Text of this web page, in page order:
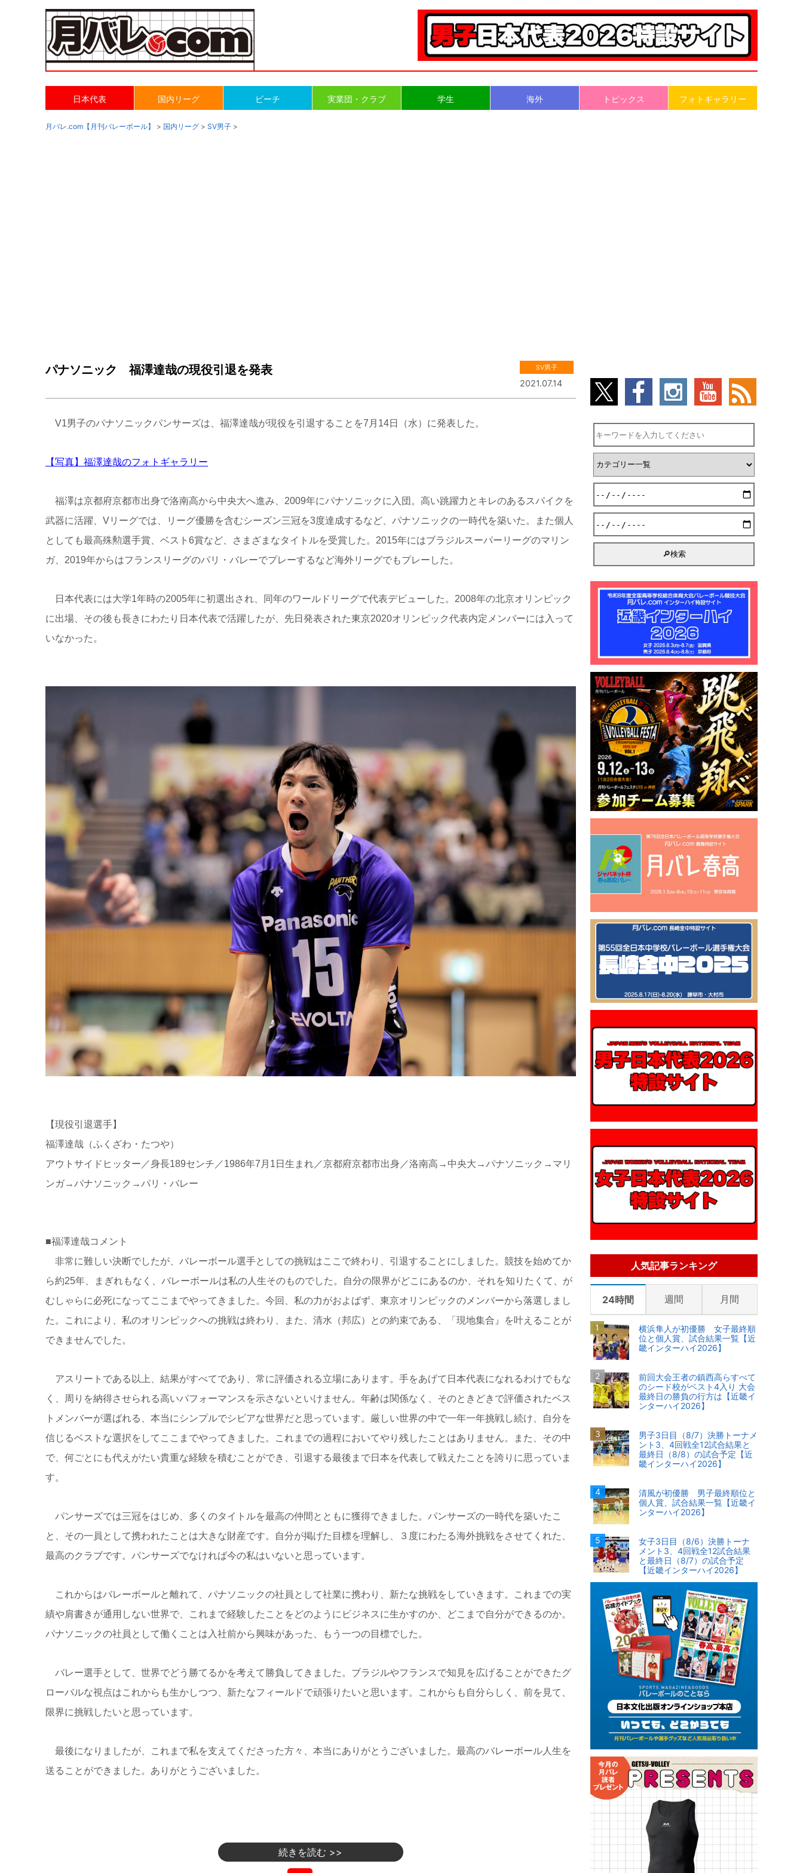
日本代表 国内リーグ ビーチ 実業団・クラブ 学生 海外 トピックス フォトギャラリー
月バレ.com【月刊バレーボール】 > 国内リーグ > SV男子 >
パナソニック 福澤達哉の現役引退を発表 SV男子
2021.07.14
V1男子のパナソニックパンサーズは、福澤達哉が現役を引退することを7月14日（水）に発表した。
【写真】福澤達哉のフォトギャラリー
福澤は京都府京都市出身で洛南高から中央大へ進み、2009年にパナソニックに入団。高い跳躍力とキレのあるスパイクを
武器に活躍、Vリーグでは、リーグ優勝を含むシーズン三冠を3度達成するなど、パナソニックの一時代を築いた。また個人
としても最高殊勲選手賞、ベスト6賞など、さまざまなタイトルを受賞した。2015年にはブラジルスーパーリーグのマリン
ガ、2019年からはフランスリーグのパリ・バレーでプレーするなど海外リーグでもプレーした。
日本代表には大学1年時の2005年に初選出され、同年のワールドリーグで代表デビューした。2008年の北京オリンピック
に出場、その後も長きにわたり日本代表で活躍したが、先日発表された東京2020オリンピック代表内定メンバーには入って
いなかった。
【現役引退選手】
福澤達哉（ふくざわ・たつや）
アウトサイドヒッター／身長189センチ／1986年7月1日生まれ／京都府京都市出身／洛南高→中央大→パナソニック→マリ
ンガ→パナソニック→パリ・バレー
■福澤達哉コメント
非常に難しい決断でしたが、バレーボール選手としての挑戦はここで終わり、引退することにしました。競技を始めてか
ら約25年、まぎれもなく、バレーボールは私の人生そのものでした。自分の限界がどこにあるのか、それを知りたくて、が
むしゃらに必死になってここまでやってきました。今回、私の力がおよばず、東京オリンピックのメンバーから落選しまし
た。これにより、私のオリンピックへの挑戦は終わり、また、清水（邦広）との約束である、「現地集合』を叶えることが
できませんでした。
アスリートである以上、結果がすべてであり、常に評価される立場にあります。手をあげて日本代表になれるわけでもな
く、周りを納得させられる高いパフォーマンスを示さないといけません。年齢は関係なく、そのときどきで評価されたベス
トメンバーが選ばれる、本当にシンプルでシビアな世界だと思っています。厳しい世界の中で一年一年挑戦し続け、自分を
信じるベストな選択をしてここまでやってきました。これまでの過程においてやり残したことはありません。また、その中
で、何ごとにも代えがたい貴重な経験を積むことができ、引退する最後まで日本を代表して戦えたことを誇りに思っていま
す。
パンサーズでは三冠をはじめ、多くのタイトルを最高の仲間とともに獲得できました。パンサーズの一時代を築いたこ
と、その一員として携われたことは大きな財産です。自分が掲げた目標を理解し、３度にわたる海外挑戦をさせてくれた、
最高のクラブです。パンサーズでなければ今の私はいないと思っています。
これからはバレーボールと離れて、パナソニックの社員として社業に携わり、新たな挑戦をしていきます。これまでの実
績や肩書きが通用しない世界で、これまで経験したことをどのようにビジネスに生かすのか、どこまで自分ができるのか。
パナソニックの社員として働くことは入社前から興味があった、もう一つの目標でした。
バレー選手として、世界でどう勝てるかを考えて勝負してきました。ブラジルやフランスで知見を広げることができたグ
ローバルな視点はこれからも生かしつつ、新たなフィールドで頑張りたいと思います。これからも自分らしく、前を見て、
限界に挑戦したいと思っています。
最後になりましたが、これまで私を支えてくださった方々、本当にありがとうございました。最高のバレーボール人生を
送ることができました。ありがとうございました。
続きを読む >>
人気記事ランキング
24時間 週間 月間
横浜隼人が初優勝 女子最終順
位と個人賞、試合結果一覧【近
畿インターハイ2026】
前回大会王者の鎮西高らすべて
のシード校がベスト4入り 大会
最終日の勝負の行方は【近畿イ
ンターハイ2026】
男子3日目（8/7）決勝トーナメ
ント3、4回戦全12試合結果と
最終日（8/8）の試合予定【近
畿インターハイ2026】
清風が初優勝 男子最終順位と
個人賞、試合結果一覧【近畿イ
ンターハイ2026】
女子3日目（8/6）決勝トーナ
メント3、4回戦全12試合結果
と最終日（8/7）の試合予定
【近畿インターハイ2026】